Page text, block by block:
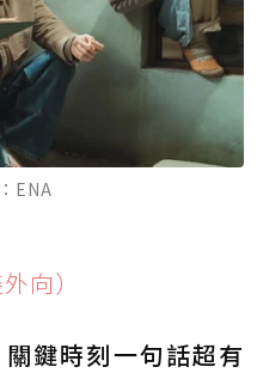
ENA
向）
關鍵時刻一句話超有